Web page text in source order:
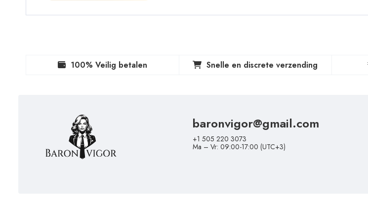
100% Veilig betalen Snelle en discrete verzending
baronvigor@gmail.com
+1 505 220 3073
Ma – Vr: 09:00-17:00 (UTC+3)